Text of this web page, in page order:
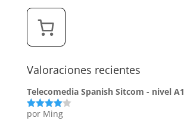
Valoraciones recientes
Telecomedia Spanish Sitcom - nivel A1
Valorado
por Ming